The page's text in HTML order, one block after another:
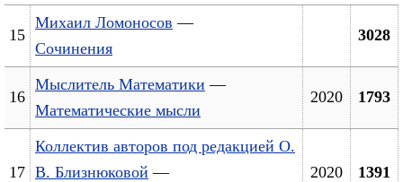
15
Михаил Ломоносов —
Сочинения
3028
16
Мыслитель Математики —
Математические мысли
2020 1793
17
Коллектив авторов под редакцией О.
В. Близнюковой —
2020 1391